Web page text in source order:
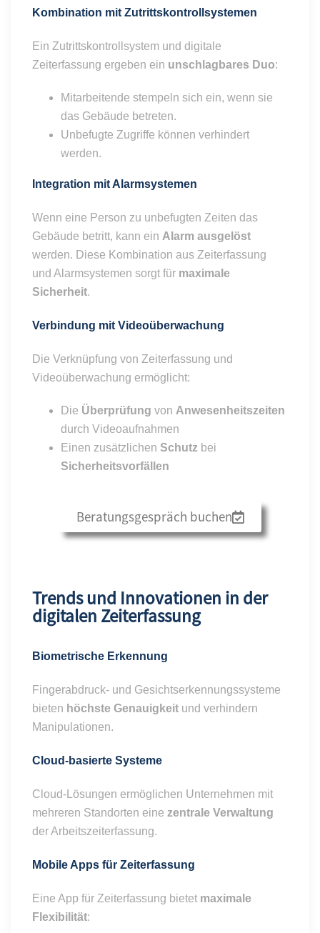
Kombination mit Zutrittskontrollsystemen
Ein Zutrittskontrollsystem und digitale
Zeiterfassung ergeben ein unschlagbares Duo:
Mitarbeitende stempeln sich ein, wenn sie
das Gebäude betreten.
Unbefugte Zugriffe können verhindert
werden.
Integration mit Alarmsystemen
Wenn eine Person zu unbefugten Zeiten das
Gebäude betritt, kann ein Alarm ausgelöst
werden. Diese Kombination aus Zeiterfassung
und Alarmsystemen sorgt für maximale
Sicherheit.
Verbindung mit Videoüberwachung
Die Verknüpfung von Zeiterfassung und
Videoüberwachung ermöglicht:
Die Überprüfung von Anwesenheitszeiten
durch Videoaufnahmen
Einen zusätzlichen Schutz bei
Sicherheitsvorfällen
Beratungsgespräch buchen
Trends und Innovationen in der
digitalen Zeiterfassung
Biometrische Erkennung
Fingerabdruck- und Gesichtserkennungssysteme
bieten höchste Genauigkeit und verhindern
Manipulationen.
Cloud-basierte Systeme
Cloud-Lösungen ermöglichen Unternehmen mit
mehreren Standorten eine zentrale Verwaltung
der Arbeitszeiterfassung.
Mobile Apps für Zeiterfassung
Eine App für Zeiterfassung bietet maximale
Flexibilität: